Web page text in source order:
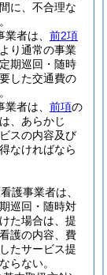
に、不合理な
者は、 前2項
り通常の事業
期巡回・随時
した交通費の
者は、 前項の
、あらかじ
スの内容及び
なければなら
護事業者は、
巡回・随時対
た場合は、提
護の内容、費
たサービス提
らない。